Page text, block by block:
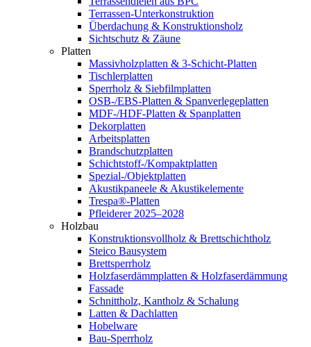
Terrassen-Unterkonstruktion
Überdachung & Konstruktionsholz
Sichtschutz & Zäune
Platten
Massivholzplatten & 3-Schicht-Platten
Tischlerplatten
Sperrholz & Siebfilmplatten
OSB-/EBS-Platten & Spanverlegeplatten
MDF-/HDF-Platten & Spanplatten
Dekorplatten
Arbeitsplatten
Brandschutzplatten
Schichtstoff-/Kompaktplatten
Spezial-/Objektplatten
Akustikpaneele & Akustikelemente
Trespa®-Platten
Pfleiderer 2025–2028
Holzbau
Konstruktionsvollholz & Brettschichtholz
Steico Bausystem
Brettsperrholz
Holzfaserdämmplatten & Holzfaserdämmung
Fassade
Schnittholz, Kantholz & Schalung
Latten & Dachlatten
Hobelware
Bau-Sperrholz